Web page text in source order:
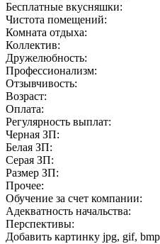
Бесплатные вкусняшки:
Чистота помещений:
Комната отдыха:
Коллектив:
Дружелюбность:
Профессионализм:
Отзывчивость:
Возраст:
Оплата:
Регулярность выплат:
Черная ЗП:
Белая ЗП:
Серая ЗП:
Размер ЗП:
Прочее:
Обучение за счет компании:
Адекватность начальства:
Перспективы:
Добавить картинку jpg, gif, bmp